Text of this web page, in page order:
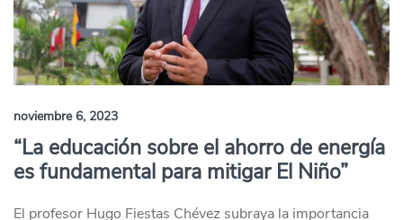
noviembre 6, 2023
“La educación sobre el ahorro de energía
es fundamental para mitigar El Niño”
El profesor Hugo Fiestas Chévez subraya la importancia